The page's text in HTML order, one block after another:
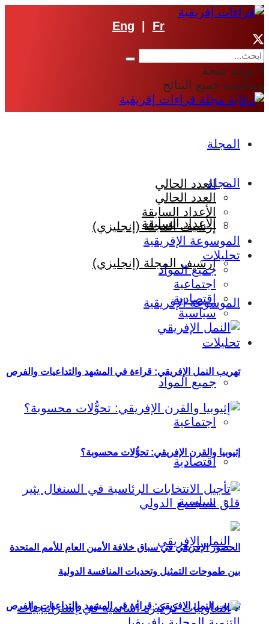
Eng Fr
لا توجد نتيجة
مشاهدة جميع النتائج
المجلة
العدد الحالي
الأعداد السابقة
إرشيف المجلة (إنجليزي)
الموسوعة الإفريقية
تحليلات
جميع المواد
اجتماعية
اقتصادية
سياسية
تهريب النمل الإفريقي: قراءة في المشهد والتداعيات والفرص
المجلة
العدد الحالي
الأعداد السابقة
إرشيف المجلة (إنجليزي)
الموسوعة الإفريقية
تحليلات
جميع المواد
اجتماعية
اقتصادية
سياسية
تهريب النمل الإفريقي: قراءة في المشهد والتداعيات والفرص
إثيوبيا والقرن الإفريقي: تحوُّلات محسوبة؟
الحضور الإفريقي في سباق خلافة الأمين العام للأمم المتحدة
بين طموحات التمثيل وتحديات المنافسة الدولية